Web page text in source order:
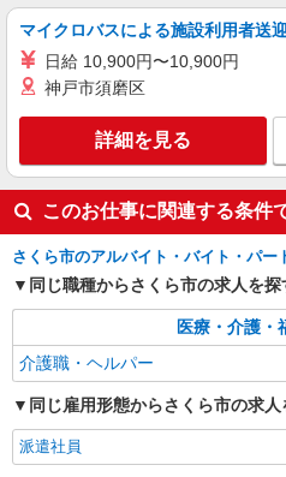
時給1500円
通費全支給(ガソ
さくら市
キープ
（株）ウィルオブ・ワークCW 宇都
高齢者向け住宅
時
栃木県さくら
キープ
マイクロバスによる施設利用者送
日給 10,900円〜10,900円
神戸市須磨区
詳細を見る
このお仕事に関連する条件
さくら市のアルバイト・バイト・パー
同じ職種からさくら市の求人を探
医療・介護・
介護職・ヘルパー
同じ雇用形態からさくら市の求人
派遣社員